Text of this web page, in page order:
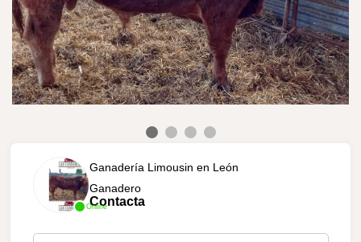
Online
Ganadería Limousin en León
Ganadero
Contacta